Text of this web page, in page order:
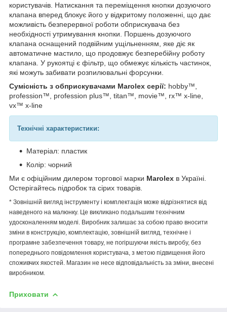
користувачів. Натискання та переміщення кнопки дозуючого
клапана вперед блокує його у відкритому положенні, що дає
можливість безперервної роботи обприскувача без
необхідності утримування кнопки. Поршень дозуючого
клапана оснащений подвійним ущільненням, яке діє як
автоматичне мастило, що продовжує безперебійну роботу
клапана. У рукоятці є фільтр, що обмежує кількість частинок,
які можуть забивати розпилювальні форсунки.
Сумісність з обприскувачами Marolex серії: hobby™,
profession™, profession plus™, titan™, movie™, rx™ x-line,
vx™ x-line
Технічні характеристики:
Матеріал: пластик
Колір: чорний
Ми є офіційним дилером торгової марки Marolex в Україні.
Остерігайтесь підробок та сірих товарів.
* Зовнішній вигляд інструменту і комплектація може відрізнятися від
наведеного на малюнку. Це викликано подальшим технічним
удосконаленням моделі. Виробник залишає за собою право вносити
зміни в конструкцію, комплектацію, зовнішній вигляд, технічне і
програмне забезпечення товару, не погіршуючи якість виробу, без
попереднього повідомлення користувача, з метою підвищення його
споживчих якостей. Магазин не несе відповідальність за зміни, внесені
виробником.
Приховати